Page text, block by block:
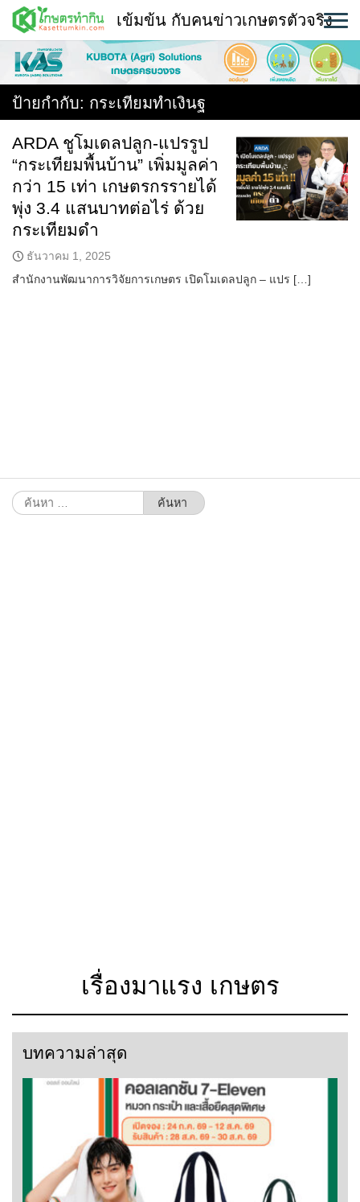
Skip
content
พืช
หน้าแรก
แวดวงเกษตร
ใคร ทำอะไร ที่ไหน
สถานีข่าววันนี้
เข้มข้น กับคนข่าวเกษตรตัวจริง
ป้ายกำกับ: กระเทียมทำเงินฐ
ARDA ชูโมเดลปลูก-แปรรูป
“กระเทียมพื้นบ้าน” เพิ่มมูลค่า
กว่า 15 เท่า เกษตรกรรายได้
พุ่ง 3.4 แสนบาทต่อไร่ ด้วย
กระเทียมดำ
ธันวาคม 1, 2025
สำนักงานพัฒนาการวิจัยการเกษตร เปิดโมเดลปลูก – แปร […]
ค้นหา
สำหรับ:
เรื่องมาแรง เกษตร
บทความล่าสุด